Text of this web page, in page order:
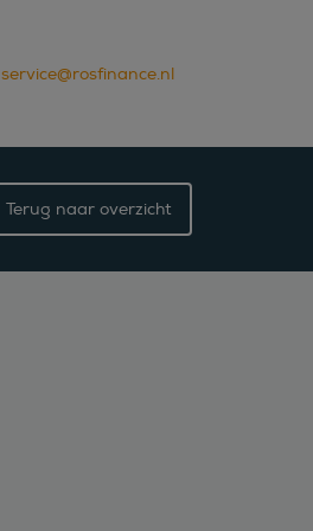
service@rosfinance.nl
Terug naar overzicht